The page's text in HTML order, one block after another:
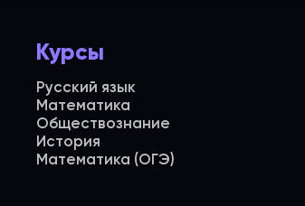
Курсы
Русский язык
Математика
Обществознание
История
Математика (ОГЭ)